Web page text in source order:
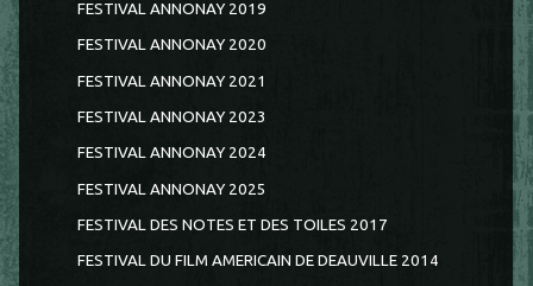
FESTIVAL ANNONAY 2019
FESTIVAL ANNONAY 2020
FESTIVAL ANNONAY 2021
FESTIVAL ANNONAY 2023
FESTIVAL ANNONAY 2024
FESTIVAL ANNONAY 2025
FESTIVAL DES NOTES ET DES TOILES 2017
FESTIVAL DU FILM AMERICAIN DE DEAUVILLE 2014